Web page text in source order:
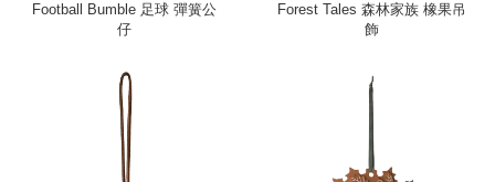
Football Bumble 足球 彈簧公
仔
Forest Tales 森林家族 橡果吊
飾